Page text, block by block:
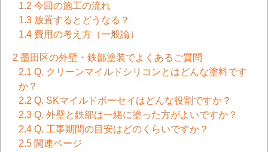
1.2 今回の施工の流れ
1.3 放置するとどうなる？
1.4 費用の考え方（一般論）
2 墨田区の外壁・鉄部塗装でよくあるご質問
2.1 Q. クリーンマイルドシリコンとはどんな塗料です
か？
2.2 Q. SKマイルドボーセイはどんな役割ですか？
2.3 Q. 外壁と鉄部は一緒に塗った方がよいですか？
2.4 Q. 工事期間の目安はどのくらいですか？
2.5 関連ページ